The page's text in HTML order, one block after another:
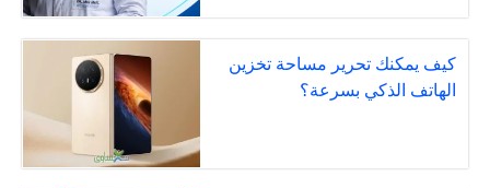
كيف يمكنك تحرير مساحة تخزين
الهاتف الذكي بسرعة؟